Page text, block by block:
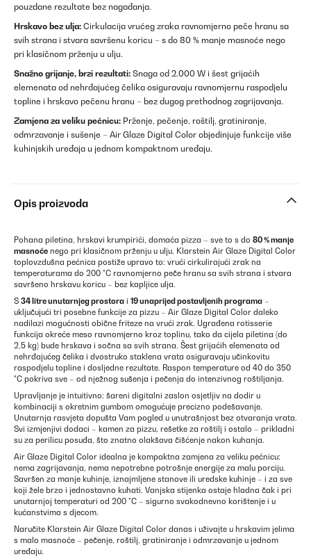
pouzdane rezultate bez nagađanja.
Hrskavo bez ulja: Cirkulacija vrućeg zraka ravnomjerno peče hranu sa
svih strana i stvara savršenu koricu – s do 80 % manje masnoće nego
pri klasičnom prženju u ulju.
Snažno grijanje, brzi rezultati: Snaga od 2.000 W i šest grijaćih
elemenata od nehrđajućeg čelika osiguravaju ravnomjernu raspodjelu
topline i hrskavo pečenu hranu – bez dugog prethodnog zagrijavanja.
Zamjena za veliku pećnicu: Prženje, pečenje, roštilj, gratiniranje,
odmrzavanje i sušenje – Air Glaze Digital Color objedinjuje funkcije više
kuhinjskih uređaja u jednom kompaktnom uređaju.
Opis proizvoda
Pohana piletina, hrskavi krumpirići, domaća pizza – sve to s do 80 % manje
masnoće nego pri klasičnom prženju u ulju. Klarstein Air Glaze Digital Color
toplovzdušna pećnica postiže upravo to: vrući cirkulirajući zrak na
temperaturama do 200 °C ravnomjerno peče hranu sa svih strana i stvara
savršeno hrskavu koricu – bez kapljice ulja.
S 34 litre unutarnjeg prostora i 19 unaprijed postavljenih programa –
uključujući tri posebne funkcije za pizzu – Air Glaze Digital Color daleko
nadilazi mogućnosti obične friteze na vrući zrak. Ugrađena rotisserie
funkcija okreće meso ravnomjerno kroz toplinu, tako da cijela piletina (do
2,5 kg) bude hrskava i sočna sa svih strana. Šest grijaćih elemenata od
nehrđajućeg čelika i dvostruko staklena vrata osiguravaju učinkovitu
raspodjelu topline i dosljedne rezultate. Raspon temperature od 40 do 350
°C pokriva sve – od nježnog sušenja i pečenja do intenzivnog roštiljanja.
Upravljanje je intuitivno: šareni digitalni zaslon osjetljiv na dodir u
kombinaciji s okretnim gumbom omogućuje precizno podešavanje.
Unutarnja rasvjeta dopušta Vam pogled u unutrašnjost bez otvaranja vrata.
Svi izmjenjivi dodaci – kamen za pizzu, rešetke za roštilj i ostalo – prikladni
su za perilicu posuđa, što znatno olakšava čišćenje nakon kuhanja.
Air Glaze Digital Color idealna je kompaktna zamjena za veliku pećnicu:
nema zagrijavanja, nema nepotrebne potrošnje energije za malu porciju.
Savršen za manje kuhinje, iznajmljene stanove ili uredske kuhinje – i za sve
koji žele brzo i jednostavno kuhati. Vanjska stijenka ostaje hladna čak i pri
unutarnjoj temperaturi od 200 °C – sigurno svakodnevno korištenje i u
kućanstvima s djecom.
Naručite Klarstein Air Glaze Digital Color danas i uživajte u hrskavim jelima
s malo masnoće – pečenje, roštilj, gratiniranje i odmrzavanje u jednom
uređaju.